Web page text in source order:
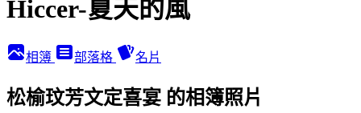
Hiccer-夏天的風
相簿 部落格 名片
松榆玟芳文定喜宴 的相簿照片